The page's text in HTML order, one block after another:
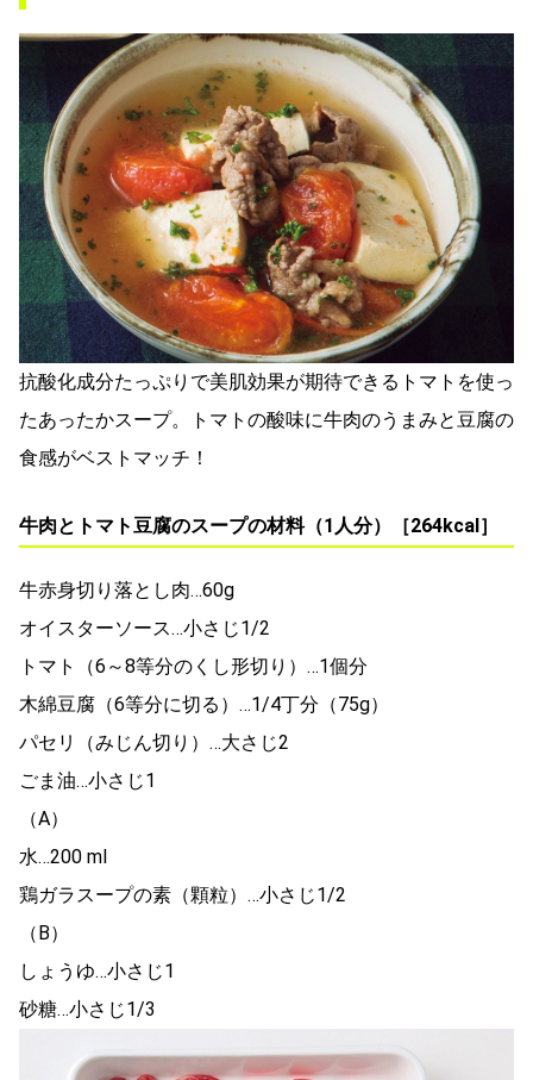
抗酸化成分たっぷりで美肌効果が期待できるトマトを使っ
たあったかスープ。トマトの酸味に牛肉のうまみと豆腐の
食感がベストマッチ！
牛肉とトマト豆腐のスープの材料（1人分）［264kcal］
牛赤身切り落とし肉…60g
オイスターソース…小さじ1/2
トマト（6～8等分のくし形切り）…1個分
木綿豆腐（6等分に切る）…1/4丁分（75g）
パセリ（みじん切り）…大さじ2
ごま油…小さじ1
（A）
水…200 ml
鶏ガラスープの素（顆粒）…小さじ1/2
（B）
しょうゆ…小さじ1
砂糖…小さじ1/3